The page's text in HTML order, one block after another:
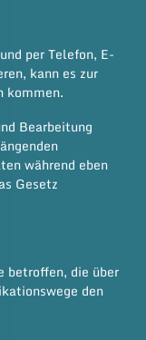
per Telefon, E-
kann es zur
kommen.
Bearbeitung
während eben
Gesetz
betroffen, die über
den